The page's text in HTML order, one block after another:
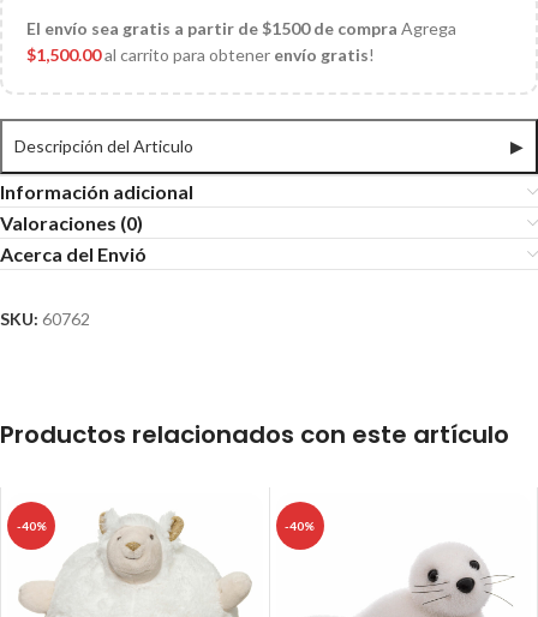
El envío sea gratis a partir de $1500 de compra Agrega
$1,500.00al carrito para obtener envío gratis!
Descripción del Articulo ▶
Información adicional
Valoraciones (0)
Acerca del Envió
SKU: 60762
Productos relacionados con este artículo
-40% -40%